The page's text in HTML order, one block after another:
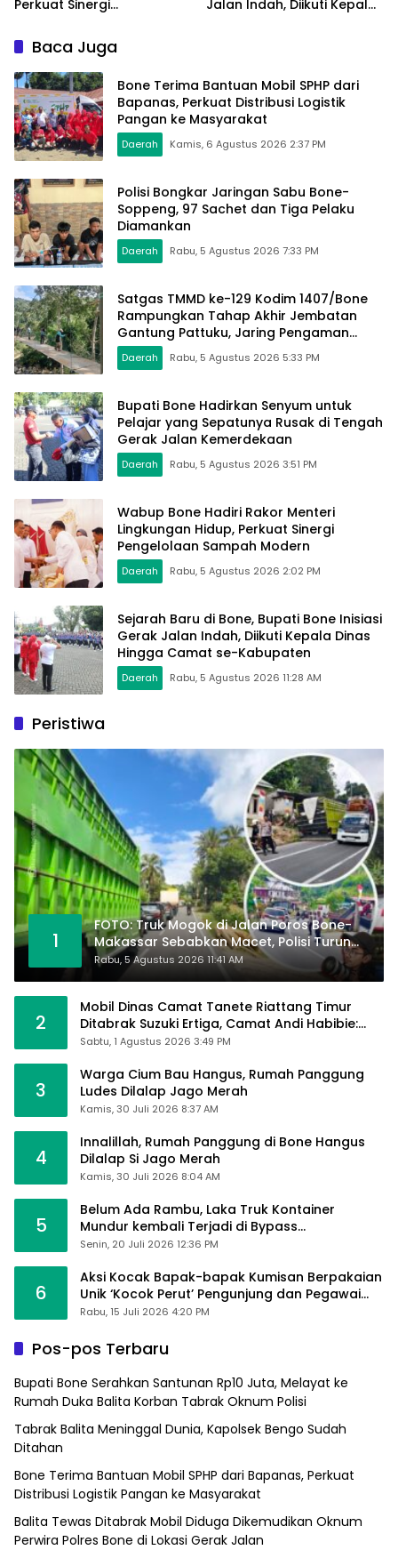
Perkuat Sinergi
Modern
Jalan Indah, Diikuti Kepala
Baca Juga
Bone Terima Bantuan Mobil SPHP dari
Bapanas, Perkuat Distribusi Logistik
Pangan ke Masyarakat
Daerah Kamis, 6 Agustus 2026 2:37 PM
Polisi Bongkar Jaringan Sabu Bone-
Soppeng, 97 Sachet dan Tiga Pelaku
Diamankan
Daerah Rabu, 5 Agustus 2026 7:33 PM
Satgas TMMD ke-129 Kodim 1407/Bone
Rampungkan Tahap Akhir Jembatan
Gantung Pattuku, Jaring Pengaman
Mulai Terpasang
Daerah Rabu, 5 Agustus 2026 5:33 PM
Bupati Bone Hadirkan Senyum untuk
Pelajar yang Sepatunya Rusak di Tengah
Gerak Jalan Kemerdekaan
Daerah Rabu, 5 Agustus 2026 3:51 PM
Wabup Bone Hadiri Rakor Menteri
Lingkungan Hidup, Perkuat Sinergi
Pengelolaan Sampah Modern
Daerah Rabu, 5 Agustus 2026 2:02 PM
Sejarah Baru di Bone, Bupati Bone Inisiasi
Gerak Jalan Indah, Diikuti Kepala Dinas
Hingga Camat se-Kabupaten
Daerah Rabu, 5 Agustus 2026 11:28 AM
Peristiwa
1
FOTO: Truk Mogok di Jalan Poros Bone-
Makassar Sebabkan Macet, Polisi Turun
Tangan
Rabu, 5 Agustus 2026 11:41 AM
2
Mobil Dinas Camat Tanete Riattang Timur
Ditabrak Suzuki Ertiga, Camat Andi Habibie:
Alhamdulillah Saya Baik-Baik Saja
Sabtu, 1 Agustus 2026 3:49 PM
3
Warga Cium Bau Hangus, Rumah Panggung
Ludes Dilalap Jago Merah
Kamis, 30 Juli 2026 8:37 AM
4
Innalillah, Rumah Panggung di Bone Hangus
Dilalap Si Jago Merah
Kamis, 30 Juli 2026 8:04 AM
5
Belum Ada Rambu, Laka Truk Kontainer
Mundur kembali Terjadi di Bypass
Sumpallabbu
Senin, 20 Juli 2026 12:36 PM
6
Aksi Kocak Bapak-bapak Kumisan Berpakaian
Unik ‘Kocok Perut’ Pengunjung dan Pegawai
Alfamart, Ngaku Aktifkan Layar Sentuh Atm
Rabu, 15 Juli 2026 4:20 PM
Pos-pos Terbaru
Bupati Bone Serahkan Santunan Rp10 Juta, Melayat ke
Rumah Duka Balita Korban Tabrak Oknum Polisi
Tabrak Balita Meninggal Dunia, Kapolsek Bengo Sudah
Ditahan
Bone Terima Bantuan Mobil SPHP dari Bapanas, Perkuat
Distribusi Logistik Pangan ke Masyarakat
Balita Tewas Ditabrak Mobil Diduga Dikemudikan Oknum
Perwira Polres Bone di Lokasi Gerak Jalan